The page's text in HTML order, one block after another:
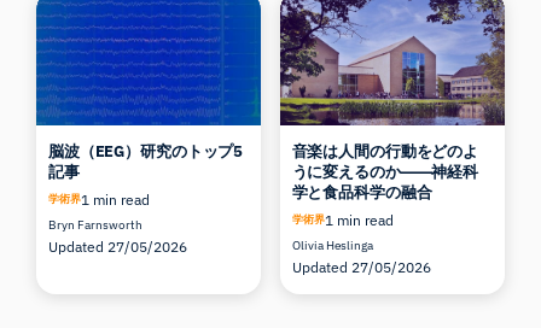
脳波（EEG）研究のトップ5
記事
学術界1 min read
Bryn Farnsworth
Updated 27/05/2026
音楽は人間の行動をどのよ
うに変えるのか――神経科
学と食品科学の融合
学術界1 min read
Olivia Heslinga
Updated 27/05/2026